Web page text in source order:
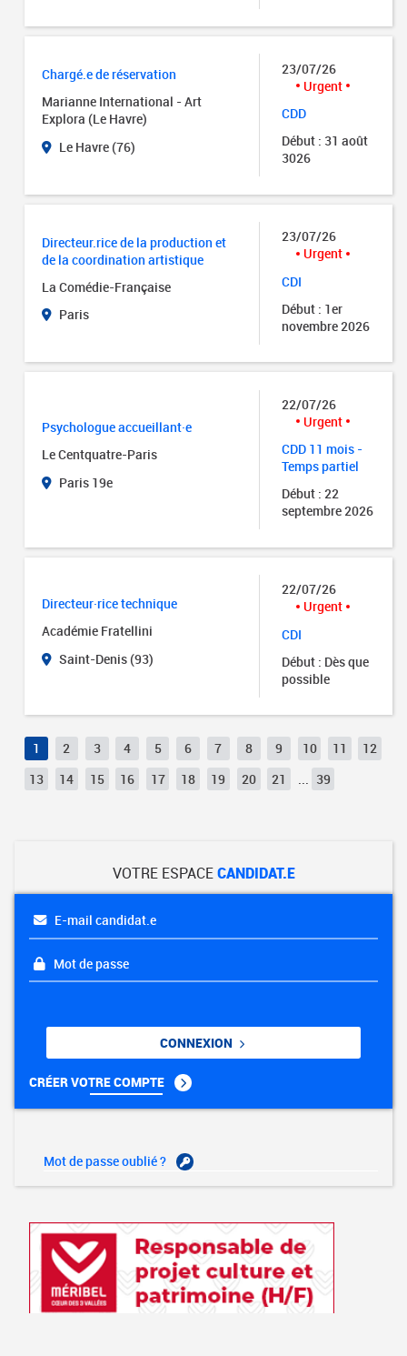
Chargé.e de réservation
Marianne International - Art
Explora (Le Havre)
Le Havre (76)
23/07/26
Urgent
CDD
Début : 31 août
3026
Directeur.rice de la production et
de la coordination artistique
La Comédie-Française
Paris
23/07/26
Urgent
CDI
Début : 1er
novembre 2026
Psychologue accueillant·e
Le Centquatre-Paris
Paris 19e
22/07/26
Urgent
CDD 11 mois -
Temps partiel
Début : 22
septembre 2026
Directeur·rice technique
Académie Fratellini
Saint-Denis (93)
22/07/26
Urgent
CDI
Début : Dès que
possible
1 2 3 4 5 6 7 8 9 10 11
12
13
14 15 16 17 18 19 20 21 39
VOTRE ESPACECANDIDAT.E
E-mail candidat.e
Mot de passe
CONNEXION
CRÉER VOTRE COMPTE
Mot de passe oublié ?